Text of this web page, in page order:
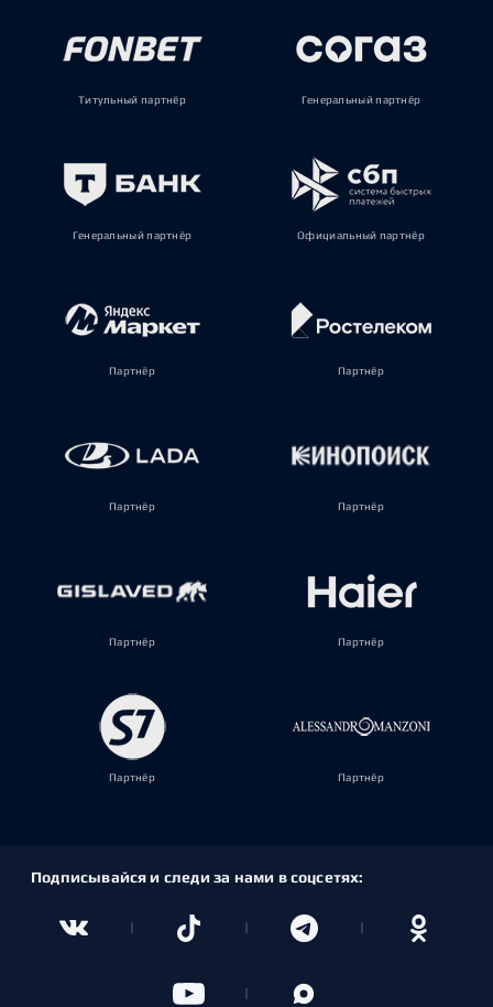
Титульный партнёр Генеральный партнёр
Генеральный партнёр Официальный партнёр
Партнёр Партнёр
Партнёр Партнёр
Партнёр Партнёр
Партнёр Партнёр
Подписывайся и следи за нами в соцсетях: